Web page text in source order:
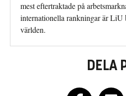
mest eftertraktade på
internationella rankningar är LiU
världen.
DELA